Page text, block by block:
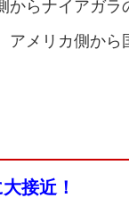
らナイアガラ
アメリカ側か
接近！